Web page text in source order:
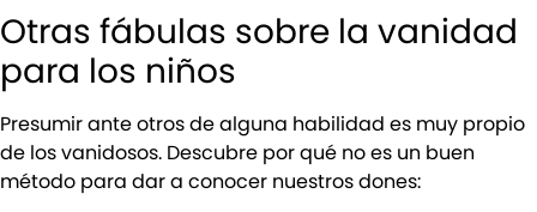
Otras fábulas sobre la vanidad
para los niños
Presumir ante otros de alguna habilidad es muy propio
de los vanidosos. Descubre por qué no es un buen
método para dar a conocer nuestros dones: